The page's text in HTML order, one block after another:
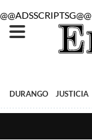
@@ADSSCRIPTSG@@
DURANGO JUSTICIA